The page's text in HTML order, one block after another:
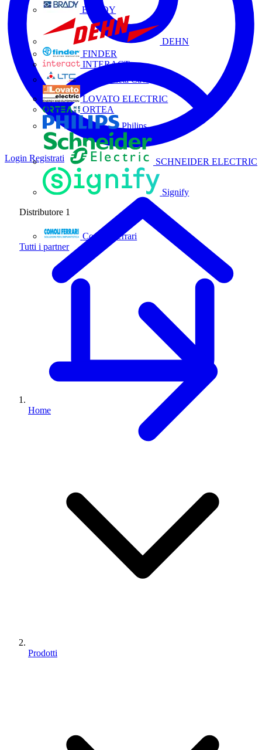
BRADY
DEHN
FINDER
INTERACT
La Triveneta Cavi
LOVATO ELECTRIC
ORTEA
Philips
SCHNEIDER ELECTRIC
Signify
Distributore 1
Comoli Ferrari
Tutti i partner
Login Registrati
Home
Prodotti